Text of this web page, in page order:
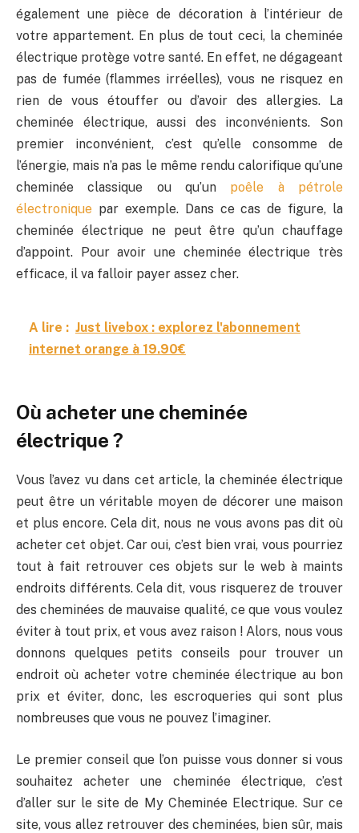
également une pièce de décoration à l’intérieur de
votre appartement. En plus de tout ceci, la cheminée
électrique protège votre santé. En effet, ne dégageant
pas de fumée (flammes irréelles), vous ne risquez en
rien de vous étouffer ou d’avoir des allergies. La
cheminée électrique, aussi des inconvénients. Son
premier inconvénient, c’est qu’elle consomme de
l’énergie, mais n’a pas le même rendu calorifique qu’une
cheminée classique ou qu’un poêle à pétrole
électronique par exemple. Dans ce cas de figure, la
cheminée électrique ne peut être qu’un chauffage
d’appoint. Pour avoir une cheminée électrique très
efficace, il va falloir payer assez cher.
A lire : Just livebox : explorez l'abonnement
internet orange à 19.90€
Où acheter une cheminée
électrique ?
Vous l’avez vu dans cet article, la cheminée électrique
peut être un véritable moyen de décorer une maison
et plus encore. Cela dit, nous ne vous avons pas dit où
acheter cet objet. Car oui, c’est bien vrai, vous pourriez
tout à fait retrouver ces objets sur le web à maints
endroits différents. Cela dit, vous risquerez de trouver
des cheminées de mauvaise qualité, ce que vous voulez
éviter à tout prix, et vous avez raison ! Alors, nous vous
donnons quelques petits conseils pour trouver un
endroit où acheter votre cheminée électrique au bon
prix et éviter, donc, les escroqueries qui sont plus
nombreuses que vous ne pouvez l’imaginer.
Le premier conseil que l’on puisse vous donner si vous
souhaitez acheter une cheminée électrique, c’est
d’aller sur le site de My Cheminée Electrique. Sur ce
site, vous allez retrouver des cheminées, bien sûr, mais